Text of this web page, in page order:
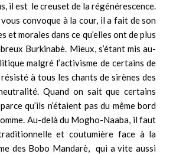
il est le creuset de la régénérescence.
convoque à la cour, il a fait de son
morales dans ce qu’elles ont de plus
Burkinabè. Mieux, s’étant mis au-
malgré l’activisme de certains de
résisté à tous les chants de sirènes des
Quand on sait que certains
qu’ils n’étaient pas du même bord
Au-delà du Mogho-Naaba, il faut
et coutumière face à la
des Bobo Mandarè, qui a vite aussi